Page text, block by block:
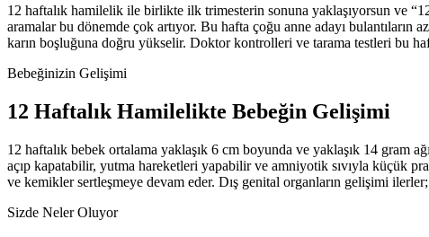
12 haftalık hamilelik ile birlikte ilk trimesterin sonuna yaklaşıyorsun ve
aramalar bu dönemde çok artıyor. Bu hafta çoğu anne adayı
karın boşluğuna doğru yükselir. Doktor kontrolleri ve tarama testleri bu
Bebeğinizin Gelişimi
12 Haftalık Hamilelikte Bebeğin Gelişimi
12 haftalık bebek ortalama yaklaşık 6 cm boyunda ve yaklaşık 14 gram
açıp kapatabilir, yutma hareketleri yapabilir ve amniyotik sıvıyla küçük
ve kemikler sertleşmeye devam eder. Dış genital organların gelişimi
Sizde Neler Oluyor